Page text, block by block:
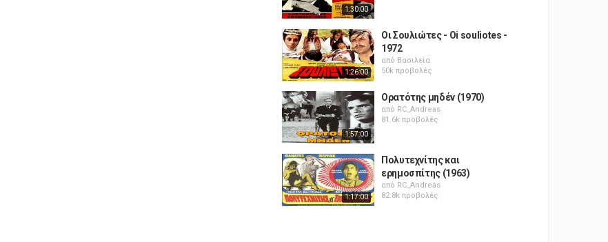
1:30:00
1:26:00
Οι Σουλιώτες - Oi souliotes -
1972
από Βασιλεία
50k προβολές
1:57:00
Ορατότης μηδέν (1970)
από RC_Andreas
81.6k προβολές
1:17:00
Πολυτεχνίτης και
ερημοσπίτης (1963)
από RC_Andreas
82.8k προβολές